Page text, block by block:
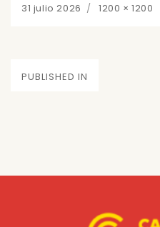
Posted
31 julio 2026
Full
1200 × 1200
Navegación
PUBLISHED IN